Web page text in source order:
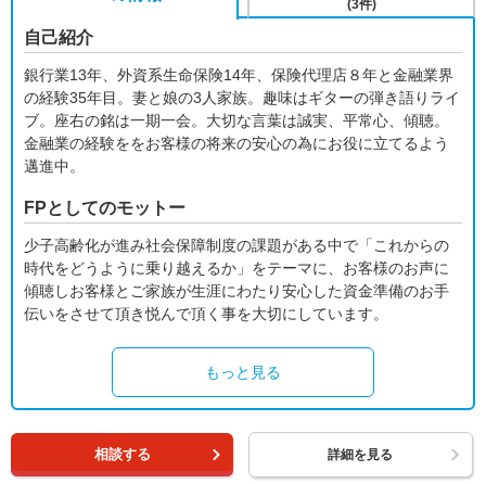
自己紹介
銀行業13年、外資系生命保険14年、保険代理店８年と金融業界
の経験35年目。妻と娘の3人家族。趣味はギターの弾き語りライ
ブ。座右の銘は一期一会。大切な言葉は誠実、平常心、傾聴。
金融業の経験ををお客様の将来の安心の為にお役に立てるよう
邁進中。
FPとしてのモットー
少子高齢化が進み社会保障制度の課題がある中で「これからの
時代をどうように乗り越えるか」をテーマに、お客様のお声に
傾聴しお客様とご家族が生涯にわたり安心した資金準備のお手
伝いをさせて頂き悦んで頂く事を大切にしています。
もっと見る
(3件)
相談する 詳細を見る